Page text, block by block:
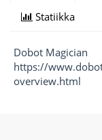
Statiikka
Dobot Magician
https://
overview.html